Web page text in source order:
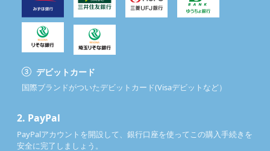
デビットカード
国際ブランドがついたデビットカード(Visaデビットなど）
2. PayPal
PayPalアカウントを開設して、銀行口座を使ってこの購入手続きを
安全に完了しましょう。